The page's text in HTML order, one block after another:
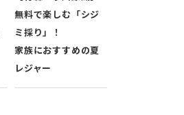
無料で楽しむ「シジ
ミ採り」！
家族におすすめの夏
レジャー